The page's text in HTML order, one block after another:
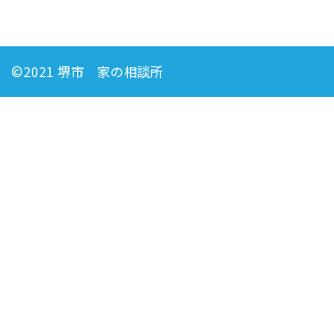
©2021 堺市 家の相談所